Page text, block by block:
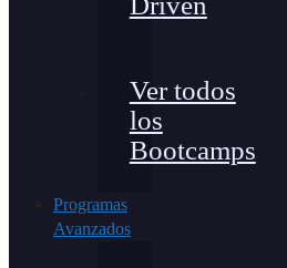
Ver todos
los
Bootcamps
Programas
Avanzados